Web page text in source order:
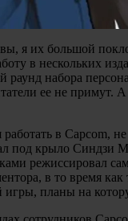
я их большой
в нескольких
раунд набора
ее не примут.
в Capcom,
под крыло Синдзи
режиссировал
в то время
игры, планы на